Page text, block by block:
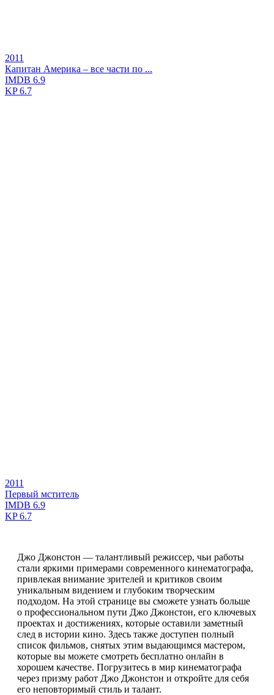
2011
Капитан Америка – все части по ...
IMDB 6.9
KP6.7
2011
Первый мститель
IMDB 6.9
KP6.7
Джо Джонстон — талантливый режиссер, чьи работы
стали яркими примерами современного кинематографа,
привлекая внимание зрителей и критиков своим
уникальным видением и глубоким творческим
подходом. На этой странице вы сможете узнать больше
о профессиональном пути Джо Джонстон, его ключевых
проектах и достижениях, которые оставили заметный
след в истории кино. Здесь также доступен полный
список фильмов, снятых этим выдающимся мастером,
которые вы можете смотреть бесплатно онлайн в
хорошем качестве. Погрузитесь в мир кинематографа
через призму работ Джо Джонстон и откройте для себя
его неповторимый стиль и талант.